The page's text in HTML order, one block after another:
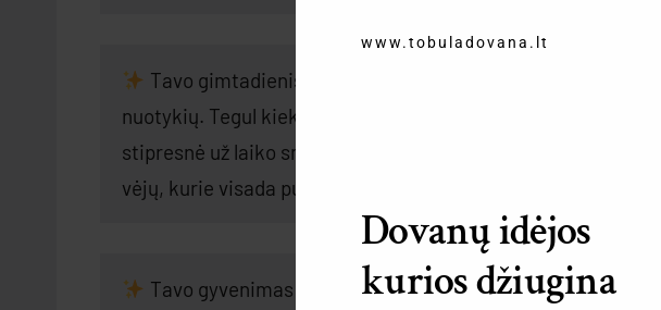
Tavo gimtadienis – kaip slapta magiška knyga, kurios
nuotykių. Tegul kiekviena nauja diena būna lyg paslaptinga
stipresnė už laiko smėlio laikrodį! Linkiu tau žvaigždžių,
vėjų, kurie visada pučia tik tau palankia kryptimi!
Tavo gyvenimas spindi kaip saulė, nešdama šilumą
www.tobuladovana.lt
Dovanų idėjos
kurios džiugina